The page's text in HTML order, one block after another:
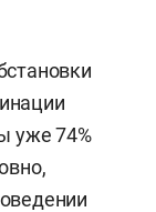
уже 74%